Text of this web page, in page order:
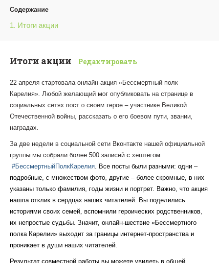
Содержание
1. Итоги акции
Итоги акции Редактировать
22 апреля стартовала онлайн-акция «Бессмертный полк
Карелия». Любой желающий мог опубликовать на странице в
социальных сетях пост о своем герое – участнике Великой
Отечественной войны, рассказать о его боевом пути, звании,
наградах.
За две недели в социальной сети Вконтакте нашей официальной
группы мы собрали более 500 записей с хештегом
#БессмертныйПолкКарелия. Все посты были разными: одни –
подробные, с множеством фото, другие – более скромные, в них
указаны только фамилия, годы жизни и портрет. Важно, что акция
нашла отклик в сердцах наших читателей. Вы поделились
историями своих семей, вспомнили героических родственников,
их непростые судьбы. Значит, онлайн-шествие «Бессмертного
полка Карелии» выходит за границы интернет-пространства и
проникает в души наших читателей.
Результат совместной работы вы можете увидеть в общей